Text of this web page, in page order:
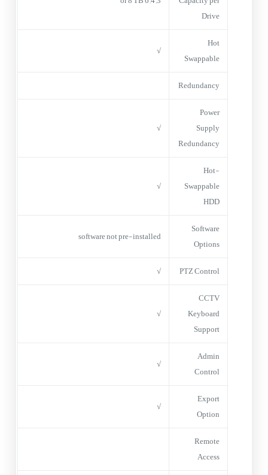
Drive
Hot
Swappable
√
Redundancy
Power
Supply
Redundancy
√
Hot-
Swappable
HDD
√
Software
Options
software not pre-installed
PTZ Control
√
CCTV
Keyboard
Support
√
Admin
Control
√
Export
Option
√
Remote
Access